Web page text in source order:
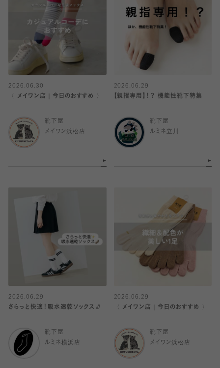
2026.06.30
〈 メイワン店｜今日のおすすめ 〉
靴下屋
メイワン浜松店
2026.06.29
【親指専用】！？ 機能性靴下特集
靴下屋
ルミネ立川
2026.06.29
さらっと快適！吸水速乾ソックス🧦
靴下屋
ルミネ横浜店
2026.06.29
〈 メイワン店｜今日のおすすめ 〉
靴下屋
メイワン浜松店